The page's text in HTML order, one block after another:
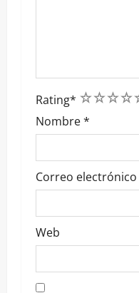
Rating* 5
4
3
2
1
Nombre*
Correo electrónico
Web